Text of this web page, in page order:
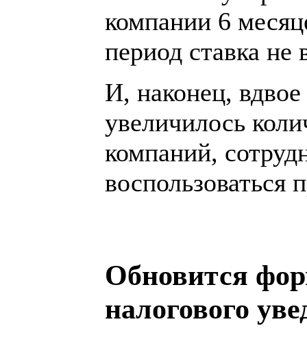
компании 6
период ставка не
И, наконец,
увеличилось
компаний,
воспользоваться
Обновится
налогового